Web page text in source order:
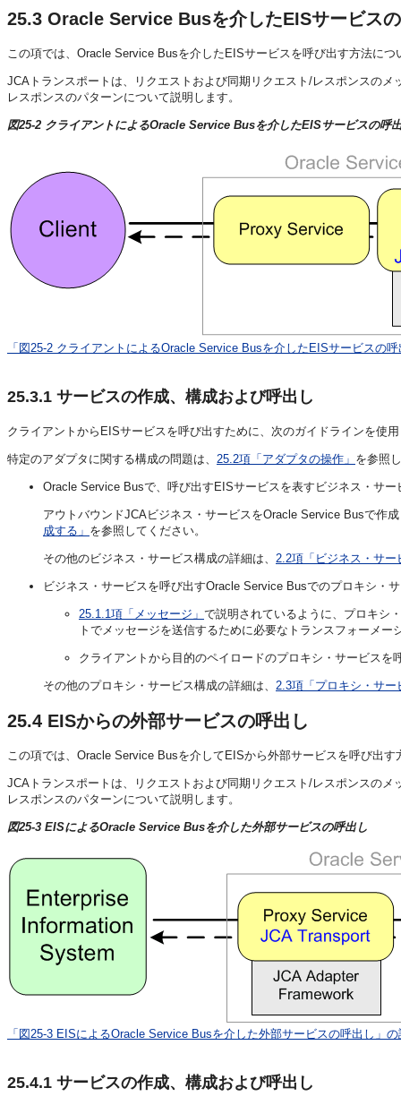
25.3 Oracle Service Busを介したEISサービス
この項では、Oracle Service Busを介したEISサービスを呼び出す方法につ
JCAトランスポートは、リクエストおよび同期リクエスト/レスポンスの
レスポンスのパターンについて説明します。
図25-2 クライアントによるOracle Service Busを介したEISサービスの呼
「図25-2 クライアントによるOracle Service Busを介したEISサービスの
25.3.1 サービスの作成、構成および呼出し
クライアントからEISサービスを呼び出すために、次のガイドラインを使
特定のアダプタに関する構成の問題は、 25.2項「アダプタの操作」 を参照
Oracle Service Busで、呼び出すEISサービスを表すビジネス・サー
アウトバウンドJCAビジネス・サービスをOracle Service Busで作
成する」 を参照してください。
その他のビジネス・サービス構成の詳細は、 2.2項「ビジネス・サー
ビジネス・サービスを呼び出すOracle Service Busでのプロキシ・
25.1.1項「メッセージ」 で説明されているように、プロキシ
トでメッセージを送信するために必要なトランスフォーメー
クライアントから目的のペイロードのプロキシ・サービスを
その他のプロキシ・サービス構成の詳細は、 2.3項「プロキシ・サー
25.4 EISからの外部サービスの呼出し
この項では、Oracle Service Busを介してEISから外部サービスを呼び出す
JCAトランスポートは、リクエストおよび同期リクエスト/レスポンスの
レスポンスのパターンについて説明します。
図25-3 EISによるOracle Service Busを介した外部サービスの呼出し
「図25-3 EISによるOracle Service Busを介した外部サービスの呼出し」の
25.4.1 サービスの作成、構成および呼出し